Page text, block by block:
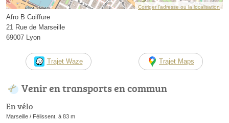
Corriger l’adresse ou la localisation
Afro B Coiffure
21 Rue de Marseille
69007 Lyon
Trajet Waze Trajet Maps
Venir en transports en commun
En vélo
Marseille / Félissent, à 83 m